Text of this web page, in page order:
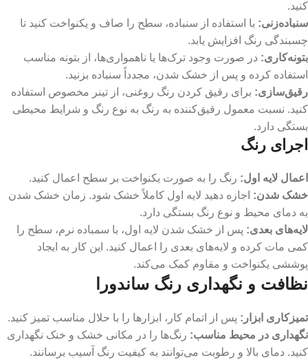
کنید.
سنباده‌زنی: با استفاده از سنباده، سطح را صاف و یکنواخت کنید تا
چسبندگی رنگ افزایش یابد.
بتونه‌کاری: در صورت وجود ترک‌ها یا ناهمواری‌ها، از بتونه مناسب
استفاده کرده و پس از خشک شدن، مجدداً سنباده بزنید.
رقیق‌سازی: برای رقیق کردن رنگ روغنی، از تینر مخصوص استفاده
کنید. نسبت معمول رقیق‌کننده به رنگ به نوع رنگ و شرایط محیطی
بستگی دارد.
اجرای رنگ
اعمال لایه اول: رنگ را به صورت یکنواخت بر سطح اعمال کنید.
خشک شدن: اجازه دهید لایه اول کاملاً خشک شود. زمان خشک شدن
به دمای محیط و نوع رنگ بستگی دارد.
لایه‌های بعدی: پس از خشک شدن لایه اول، با سمباده نرم، سطح را
کمی مات کرده و لایه‌های بعدی را اعمال کنید. این کار به ایجاد
پوششی یکنواخت و مقاوم کمک می‌کند.
نظافت و نگهداری رنگ ساندورا
تمیزکاری ابزار : پس از اتمام کار، ابزارها را با حلال مناسب تمیز کنید.
نگهداری در محیط مناسب: رنگ‌ها را در مکانی خشک و خنک نگهداری
کنید. دمای بالا و رطوبت می‌توانند به کیفیت رنگ آسیب برسانند.